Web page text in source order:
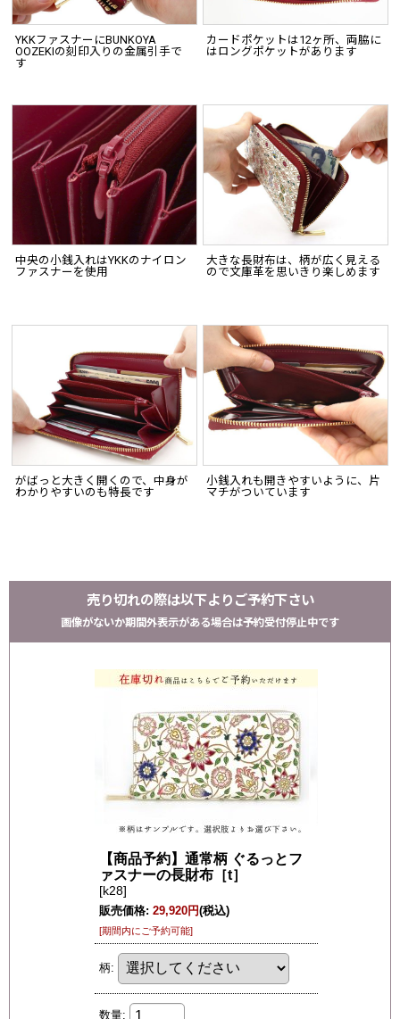
YKKファスナーにBUNKOYA
OOZEKIの刻印入りの金属引手で
す
カードポケットは12ヶ所、両脇に
はロングポケットがあります
中央の小銭入れはYKKのナイロン
ファスナーを使用
大きな長財布は、柄が広く見える
ので文庫革を思いきり楽しめます
がばっと大きく開くので、中身が
わかりやすいのも特長です
小銭入れも開きやすいように、片
マチがついています
売り切れの際は以下よりご予約下さい
画像がないか期間外表示がある場合は予約受付停止中です